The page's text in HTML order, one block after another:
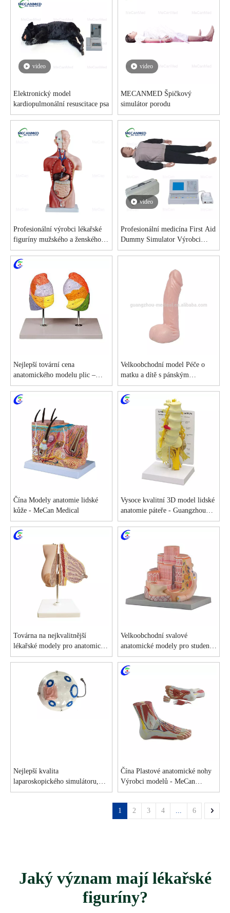
video
Elektronický model
kardiopulmonální resuscitace psa
video
MECANMED Špičkový
simulátor porodu
Profesionální výrobci lékařské
figuríny mužského a ženského
trupu
video
Profesionální medicína First Aid
Dummy Simulator Výrobci
vybavení CPR
Nejlepší tovární cena
anatomického modelu plic –
MeCan Medical
Velkoobchodní model Péče o
matku a dítě s pánským
kondomem za výhodnou cenu -
MeCan Medical
Čína Modely anatomie lidské
kůže - MeCan Medical
Vysoce kvalitní 3D model lidské
anatomie páteře - Guangzhou
MeCan Medical Limited
Továrna na nejkvalitnější
lékařské modely pro anatomické
vzdělávání ženských prsou
Velkoobchodní svalové
anatomické modely pro studenty
medicíny za výhodnou cenu -
MeCan Medical
Nejlepší kvalita
laparoskopického simulátoru,
školení na laparoskopickém
Čína Plastové anatomické nohy
Výrobci modelů - MeCan
Medical
1 2 3 4 ... 6
Jaký význam mají lékařské
figuríny?​​​​​​